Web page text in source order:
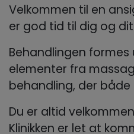
Velkommen til en
er god tid til dig og
Behandlingen
elementer fra
behandling, der
Du er altid
Klinikken er let at